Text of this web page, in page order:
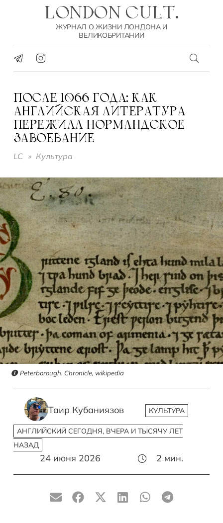
LONDON CULT.
ЖУРНАЛ О ЖИЗНИ ЛОНДОНА И
ВЕЛИКОБРИТАНИИ
ПОСЛЕ 1066 ГОДА: КАК
АНГЛИЙСКАЯ ЛИТЕРАТУРА
ПЕРЕЖИЛА НОРМАНДСКОЕ
ЗАВОЕВАНИЕ
LC » Культура
Peterborough. Chronicle, wikipedia
Таир Кубаниязов КУЛЬТУРА
АНГЛИЙСКИЙ СЕГОДНЯ, ВЧЕРА И ТЫСЯЧУ ЛЕТ
НАЗАД
24 июня 2026 2 мин.